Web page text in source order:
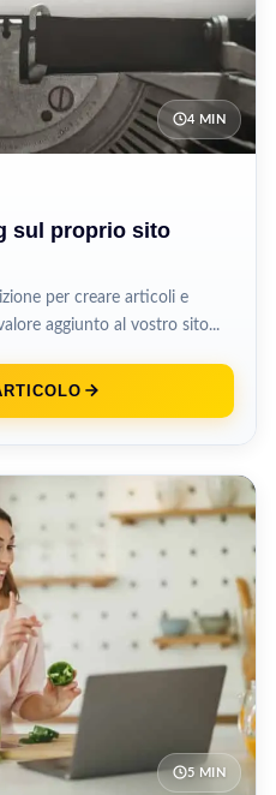
4 MIN
sul proprio sito
per creare articoli e
aggiunto al vostro sito...
5 MIN